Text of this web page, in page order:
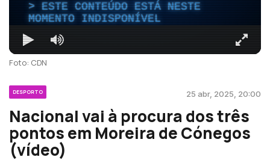
ESTE CONTEÚDO ESTÁ NESTE
MOMENTO INDISPONÍVEL
Foto: CDN
DESPORTO 25 abr, 2025, 20:00
Nacional vai à procura dos três
pontos em Moreira de Cónegos
(vídeo)